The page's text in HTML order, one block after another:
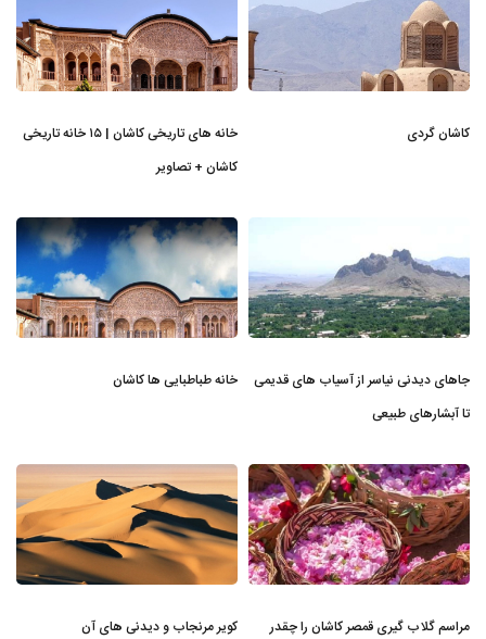
کاشان گردی
خانه های تاریخی کاشان | ۱۵ خانه تاریخی
کاشان + تصاویر
جاهای دیدنی نیاسر از آسیاب های قدیمی
تا آبشارهای طبیعی
خانه طباطبایی ها کاشان
مراسم گلاب گیری قمصر کاشان را چقدر
کویر مرنجاب و دیدنی های آن